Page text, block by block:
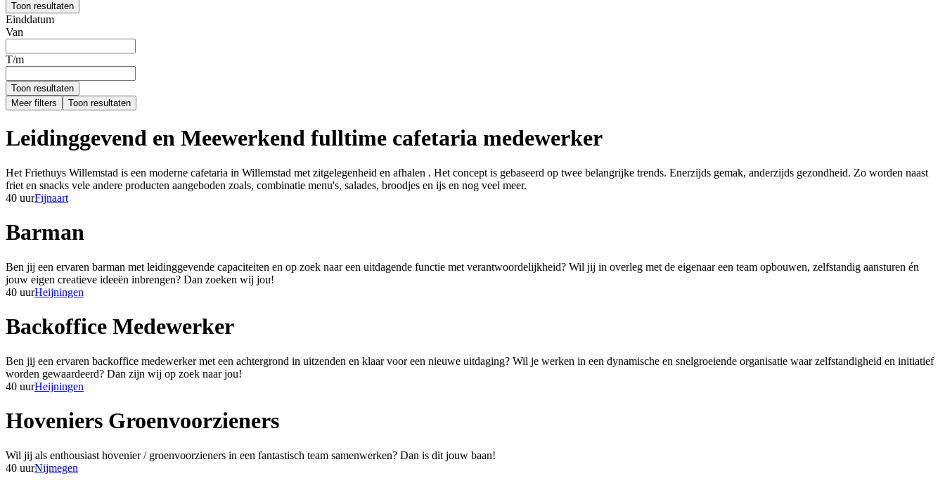
Toon resultaten
Einddatum
Van
T/m
Toon resultaten
Meer filters
Toon resultaten
Leidinggevend en Meewerkend fulltime cafetaria medewerker
Het Friethuys Willemstad is een moderne cafetaria in Willemstad met zitgelegenheid en afhalen . Het concept is gebaseerd op twee belangrijke trends. Enerzijds gemak, anderzijds gezondheid. Zo worden naast
friet en snacks vele andere producten aangeboden zoals, combinatie menu's, salades, broodjes en ijs en nog veel meer.
40 uurFijnaart
Barman
Ben jij een ervaren barman met leidinggevende capaciteiten en op zoek naar een uitdagende functie met verantwoordelijkheid? Wil jij in overleg met de eigenaar een team opbouwen, zelfstandig aansturen én
jouw eigen creatieve ideeën inbrengen? Dan zoeken wij jou!
40 uurHeijningen
Backoffice Medewerker
Ben jij een ervaren backoffice medewerker met een achtergrond in uitzenden en klaar voor een nieuwe uitdaging? Wil je werken in een dynamische en snelgroeiende organisatie waar zelfstandigheid en initiatief
worden gewaardeerd? Dan zijn wij op zoek naar jou!
40 uurHeijningen
Hoveniers Groenvoorzieners
Wil jij als enthousiast hovenier / groenvoorzieners in een fantastisch team samenwerken? Dan is dit jouw baan!
40 uurNijmegen